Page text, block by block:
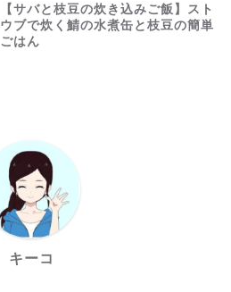
【サバと枝豆の炊き込みご飯】スト
ウブで炊く鯖の水煮缶と枝豆の簡単
ごはん
キーコ